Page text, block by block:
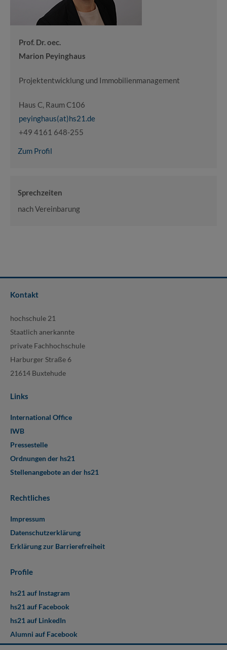
Prof. Dr. oec.
Marion Peyinghaus
Projektentwicklung und Immobilienmanagement
Haus C, Raum C106
peyinghaus(at)hs21.de
+49 4161 648-255
Zum Profil
Sprechzeiten
nach Vereinbarung
Kontakt
hochschule 21
Staatlich anerkannte
private Fachhochschule
Harburger Straße 6
21614 Buxtehude
Links
International Office
IWB
Pressestelle
Ordnungen der hs21
Stellenangebote an der hs21
Rechtliches
Impressum
Datenschutzerklärung
Erklärung zur Barrierefreiheit
Profile
hs21 auf Instagram
hs21 auf Facebook
hs21 auf LinkedIn
Alumni auf Facebook